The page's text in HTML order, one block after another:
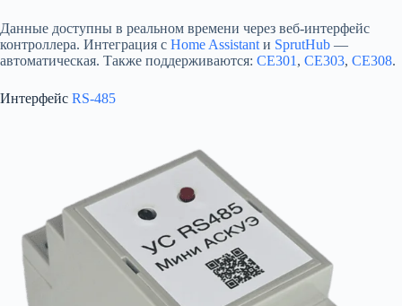
Данные доступны в реальном времени через веб-интерфейс
контроллера. Интеграция с Home Assistant и SprutHub —
автоматическая. Также поддерживаются: CE301 , CE303, CE308.
Интерфейс RS-485